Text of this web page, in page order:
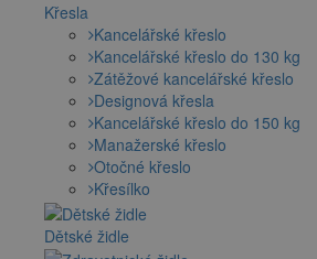
Křesla
Kancelářské křeslo
Kancelářské křeslo do 130 kg
Zátěžové kancelářské křeslo
Designová křesla
Kancelářské křeslo do 150 kg
Manažerské křeslo
Otočné křeslo
Křesílko
Dětské židle